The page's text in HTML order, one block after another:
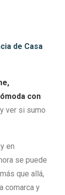
de Casa
con
y ver si sumo
en
se puede
que allá,
comarca y